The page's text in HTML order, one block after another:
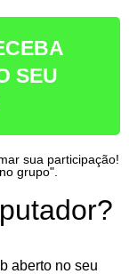
SEU
sua participação!
grupo".
aberto no seu